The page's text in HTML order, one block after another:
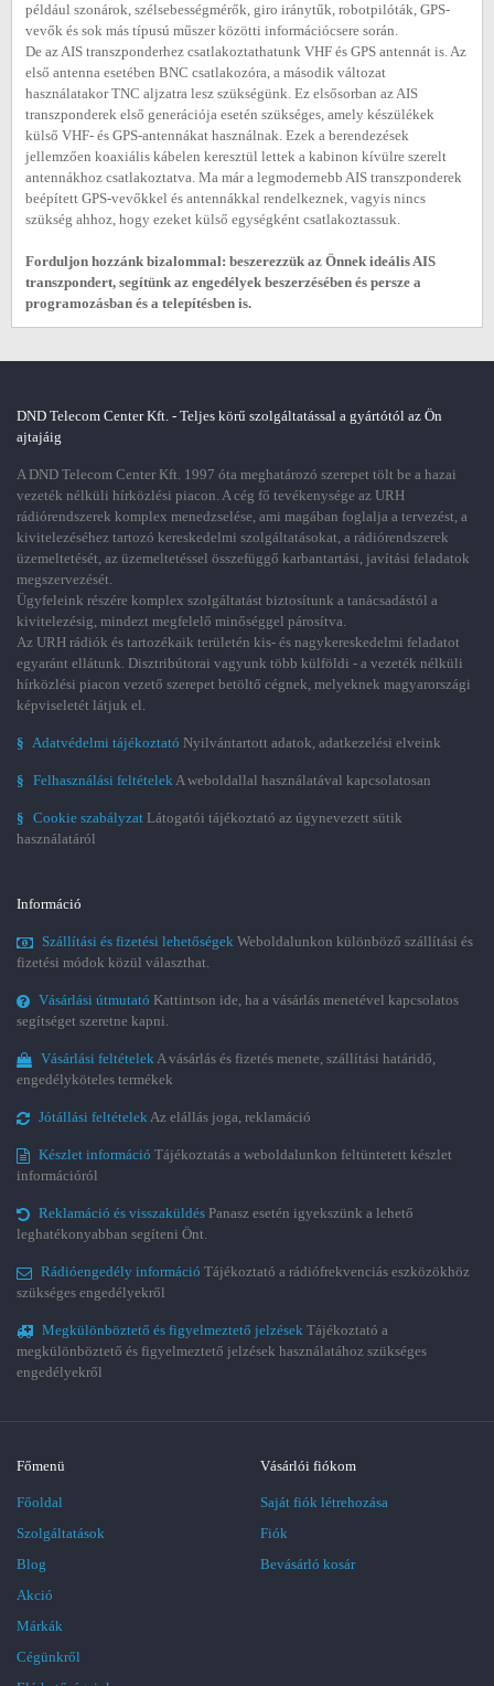
például szonárok, szélsebességmérők, giro iránytűk, robotpilóták, GPS-
vevők és sok más típusú műszer közötti információcsere során.
De az AIS transzponderhez csatlakoztathatunk VHF és GPS antennát is. Az
első antenna esetében BNC csatlakozóra, a második változat
használatakor TNC aljzatra lesz szükségünk. Ez elsősorban az AIS
transzponderek első generációja esetén szükséges, amely készülékek
külső VHF- és GPS-antennákat használnak. Ezek a berendezések
jellemzően koaxiális kábelen keresztül lettek a kabinon kívülre szerelt
antennákhoz csatlakoztatva. Ma már a legmodernebb AIS transzponderek
beépített GPS-vevőkkel és antennákkal rendelkeznek, vagyis nincs
szükség ahhoz, hogy ezeket külső egységként csatlakoztassuk.
Forduljon hozzánk bizalommal: beszerezzük az Önnek ideális AIS
transzpondert, segítünk az engedélyek beszerzésében és persze a
programozásban és a telepítésben is.
DND Telecom Center Kft. - Teljes körű szolgáltatással a gyártótól az Ön
ajtajáig
A DND Telecom Center Kft. 1997 óta meghatározó szerepet tölt be a hazai
vezeték nélküli hírközlési piacon. A cég fő tevékenysége az URH
rádiórendszerek komplex menedzselése, ami magában foglalja a tervezést, a
kivitelezéséhez tartozó kereskedelmi szolgáltatásokat, a rádiórendszerek
üzemeltetését, az üzemeltetéssel összefüggő karbantartási, javítási feladatok
megszervezését.
Ügyfeleink részére komplex szolgáltatást biztosítunk a tanácsadástól a
kivitelezésig, mindezt megfelelő minőséggel párosítva.
Az URH rádiók és tartozékaik területén kis- és nagykereskedelmi feladatot
egyaránt ellátunk. Disztribútorai vagyunk több külföldi - a vezeték nélküli
hírközlési piacon vezető szerepet betöltő cégnek, melyeknek magyarországi
képviseletét látjuk el.
§ Adatvédelmi tájékoztató Nyilvántartott adatok, adatkezelési elveink
§ Felhasználási feltételekA weboldallal használatával kapcsolatosan
§ Cookie szabályzat Látogatói tájékoztató az úgynevezett sütik
használatáról
Információ
Szállítási és fizetési lehetőségek Weboldalunkon különböző szállítási és
fizetési módok közül választhat.
Vásárlási útmutató Kattintson ide, ha a vásárlás menetével kapcsolatos
segítséget szeretne kapni.
Vásárlási feltételekA vásárlás és fizetés menete, szállítási határidő,
engedélyköteles termékek
Jótállási feltételekAz elállás joga, reklamáció
Készlet információ Tájékoztatás a weboldalunkon feltüntetett készlet
információról
Reklamáció és visszaküldés Panasz esetén igyekszünk a lehető
leghatékonyabban segíteni Önt.
Rádióengedély információ Tájékoztató a rádiófrekvenciás eszközökhöz
szükséges engedélyekről
Megkülönböztető és figyelmeztető jelzések Tájékoztató a
megkülönböztető és figyelmeztető jelzések használatához szükséges
engedélyekről
Főmenü
Főoldal
Szolgáltatások
Blog
Akció
Márkák
Cégünkről
Vásárlói fiókom
Saját fiók létrehozása
Fiók
Bevásárló kosár